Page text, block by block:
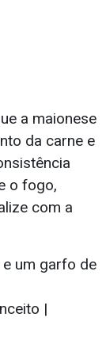
a maionese
da carne e
o fogo,
com a
|